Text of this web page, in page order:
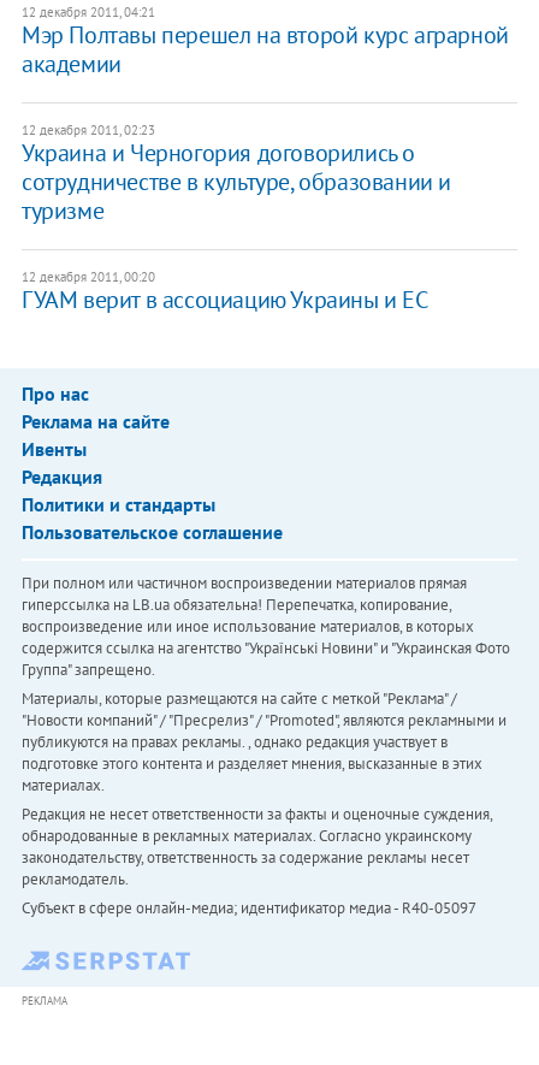
12 декабря 2011, 04:21
​Мэр Полтавы перешел на второй курс аграрной
академии
12 декабря 2011, 02:23
​Украина и Черногория договорились о
сотрудничестве в культуре, образовании и
туризме
12 декабря 2011, 00:20
​ГУАМ верит в ассоциацию Украины и ЕС
Про нас
Реклама на сайте
Ивенты
Редакция
Политики и стандарты
Пользовательское соглашение
При полном или частичном воспроизведении материалов прямая
гиперссылка на LB.ua обязательна! Перепечатка, копирование,
воспроизведение или иное использование материалов, в которых
содержится ссылка на агентство "Українськi Новини" и "Украинская Фото
Группа" запрещено.
Материалы, которые размещаются на сайте с меткой "Реклама" /
"Новости компаний" / "Пресрелиз" / "Promoted", являются рекламными и
публикуются на правах рекламы. , однако редакция участвует в
подготовке этого контента и разделяет мнения, высказанные в этих
материалах.
Редакция не несет ответственности за факты и оценочные суждения,
обнародованные в рекламных материалах. Согласно украинскому
законодательству, ответственность за содержание рекламы несет
рекламодатель.
Субъект в сфере онлайн-медиа; идентификатор медиа - R40-05097
РЕКЛАМА